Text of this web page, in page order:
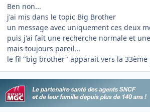
Ben non...
j'ai mis dans le topic Big Brother
un message avec uniquement ces deux
puis j'ai fait une recherche normale et
mais toujours pareil...
le fil "big brother" apparait vers la 33ème